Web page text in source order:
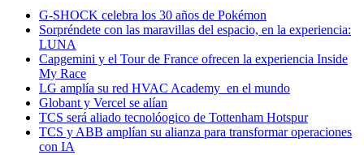
G-SHOCK celebra los 30 años de Pokémon
Sorpréndete con las maravillas del espacio, en la experiencia:
LUNA
Capgemini y el Tour de France ofrecen la experiencia Inside
My Race
LG amplía su red HVAC Academy en el mundo
Globant y Vercel se alían
TCS será aliado tecnolóogico de Tottenham Hotspur
TCS y ABB amplían su alianza para transformar operaciones
con IA